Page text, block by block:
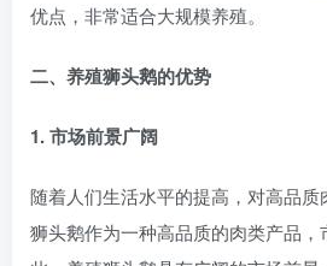
优点，非常适合大规模养殖。
二、养殖狮头鹅的优势
1. 市场前景广阔
随着人们生活水平的提高，对高品质
狮头鹅作为一种高品质的肉类产品